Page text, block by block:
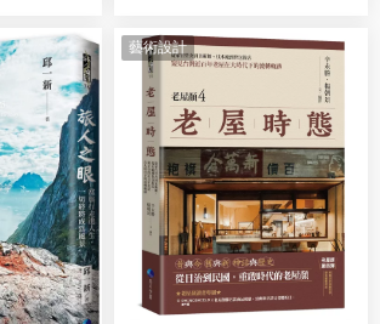
藝術設計